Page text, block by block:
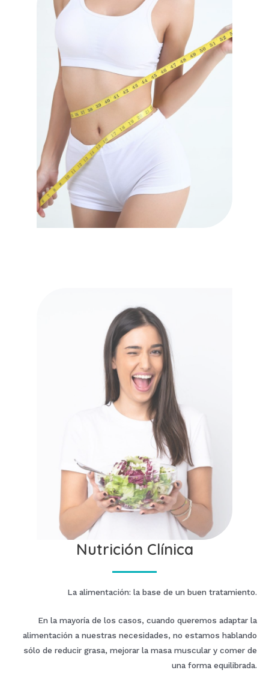
Nutrición Clínica
La alimentación: la base de un buen tratamiento.
En la mayoría de los casos, cuando queremos adaptar la
alimentación a nuestras necesidades, no estamos hablando
sólo de reducir grasa, mejorar la masa muscular y comer de
una forma equilibrada.